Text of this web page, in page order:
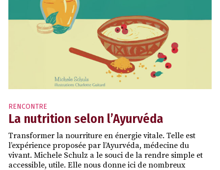
RENCONTRE
La nutrition selon l’Ayurvéda
Transformer la nourriture en énergie vitale. Telle est
l’expérience proposée par l’Ayurvéda, médecine du
vivant. Michele Schulz a le souci de la rendre simple et
accessible, utile. Elle nous donne ici de nombreux